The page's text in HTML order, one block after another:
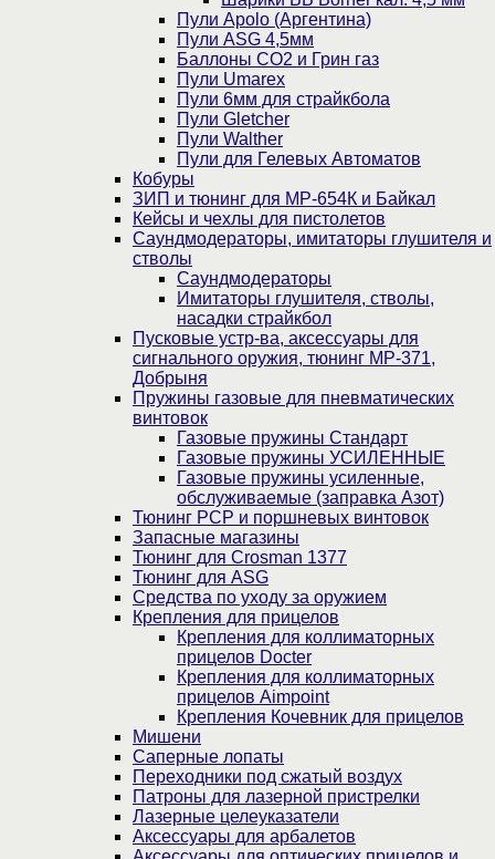
Пули Apolo (Аргентина)
Пули ASG 4,5мм
Баллоны CO2 и Грин газ
Пули Umarex
Пули 6мм для страйкбола
Пули Gletcher
Пули Walther
Пули для Гелевых Автоматов
Кобуры
ЗИП и тюнинг для МР-654К и Байкал
Кейсы и чехлы для пистолетов
Саундмодераторы, имитаторы глушителя и
стволы
Саундмодераторы
Имитаторы глушителя, стволы,
насадки страйкбол
Пусковые устр-ва, аксессуары для
сигнального оружия, тюнинг МР-371,
Добрыня
Пружины газовые для пневматических
винтовок
Газовые пружины Стандарт
Газовые пружины УСИЛЕННЫЕ
Газовые пружины усиленные,
обслуживаемые (заправка Азот)
Тюнинг PCP и поршневых винтовок
Запасные магазины
Тюнинг для Crosman 1377
Тюнинг для ASG
Средства по уходу за оружием
Крепления для прицелов
Крепления для коллиматорных
прицелов Docter
Крепления для коллиматорных
прицелов Aimpoint
Крепления Кочевник для прицелов
Мишени
Саперные лопаты
Переходники под сжатый воздух
Патроны для лазерной пристрелки
Лазерные целеуказатели
Аксессуары для арбалетов